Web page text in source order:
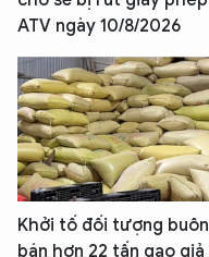
ATV ngày 10/8/2026
Khởi tố đối tượng buôn
bán hơn 22 tấn gạo giả